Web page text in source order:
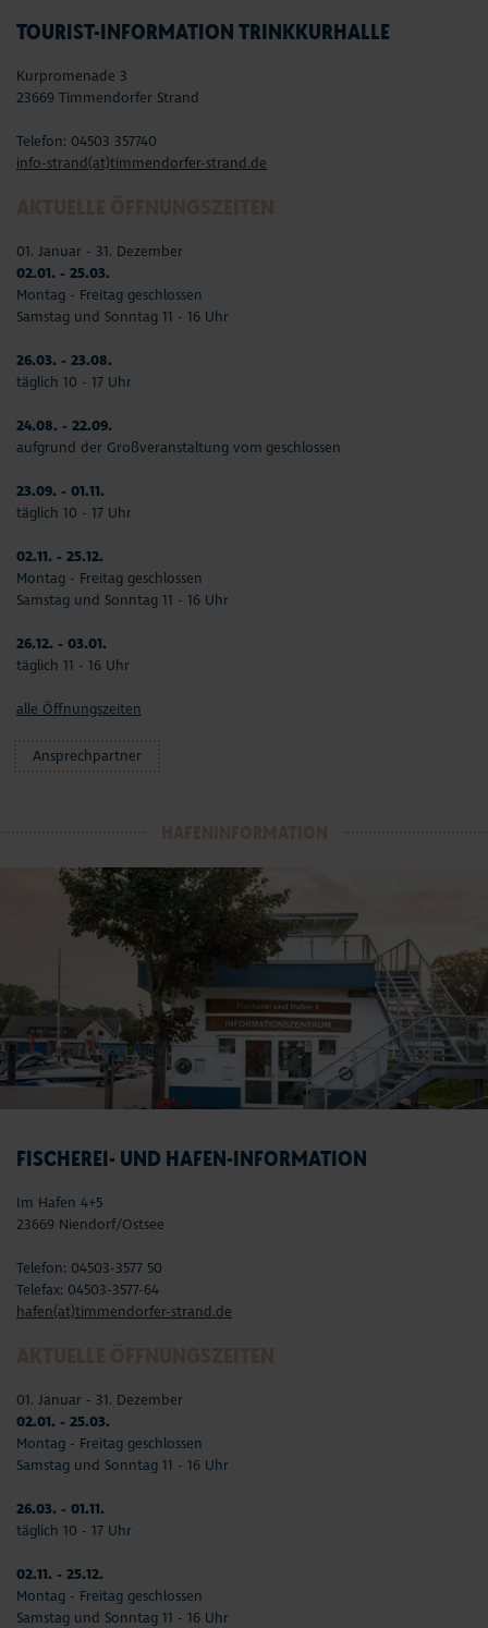
TOURIST-INFORMATION TRINKKURHALLE
Kurpromenade 3
23669 Timmendorfer Strand
Telefon: 04503 357740
info-strand(at)timmendorfer-strand.de
01. Januar - 31. Dezember
02.01. - 25.03.
Montag - Freitag geschlossen
Samstag und Sonntag 11 - 16 Uhr
26.03. - 23.08.
täglich 10 - 17 Uhr
24.08. - 22.09.
aufgrund der Großveranstaltung vom geschlossen
23.09. - 01.11.
täglich 10 - 17 Uhr
02.11. - 25.12.
Montag - Freitag geschlossen
Samstag und Sonntag 11 - 16 Uhr
26.12. - 03.01.
täglich 11 - 16 Uhr
alle Öffnungszeiten
Ansprechpartner
FISCHEREI- UND HAFEN-INFORMATION
Im Hafen 4+5
23669 Niendorf/Ostsee
Telefon: 04503-3577 50
Telefax: 04503-3577-64
hafen(at)timmendorfer-strand.de
01. Januar - 31. Dezember
02.01. - 25.03.
Montag - Freitag geschlossen
Samstag und Sonntag 11 - 16 Uhr
26.03. - 01.11.
täglich 10 - 17 Uhr
02.11. - 25.12.
Montag - Freitag geschlossen
Samstag und Sonntag 11 - 16 Uhr